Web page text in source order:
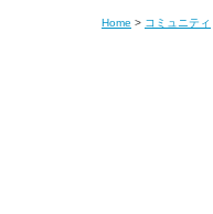
Home > コミュニティ